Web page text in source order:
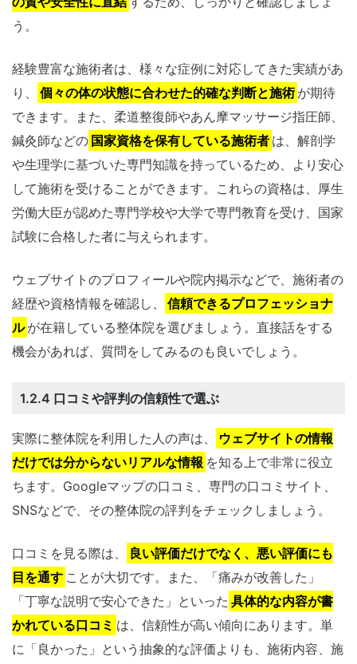
う。
経験豊富な施術者は、様々な症例に対応してきた実績があ
り、
個々の体の状態に合わせた的確な判断と施術が期待
できます。また、柔道整復師やあん摩マッサージ指圧師、
鍼灸師などの 国家資格を保有している施術者 は、解剖学
や生理学に基づいた専門知識を持っているため、より安心
して施術を受けることができます。これらの資格は、厚生
労働大臣が認めた専門学校や大学で専門教育を受け、国家
試験に合格した者に与えられます。
ウェブサイトのプロフィールや院内掲示などで、施術者の
経歴や資格情報を確認し、
信頼できるプロフェッショナ
ル が在籍している整体院を選びましょう。直接話をする
機会があれば、質問をしてみるのも良いでしょう。
1.2.4 口コミや評判の信頼性で選ぶ
実際に整体院を利用した人の声は、
ウェブサイトの情報
だけでは分からないリアルな情報 を知る上で非常に役立
ちます。Googleマップの口コミ、専門の口コミサイト、
SNSなどで、その整体院の評判をチェックしましょう。
口コミを見る際は、
良い評価だけでなく、悪い評価にも
目を通す ことが大切です。また、「痛みが改善した」
「丁寧な説明で安心できた」といった 具体的な内容が書
かれている口コミ は、信頼性が高い傾向にあります。単
に「良かった」という抽象的な評価よりも、施術内容、施